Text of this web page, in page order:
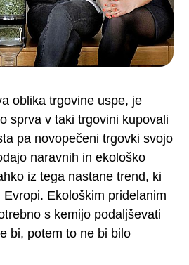
oblika trgovine uspe, je
sprva v taki trgovini kupovali
pa novopečeni trgovki svojo
naravnih in ekološko
iz tega nastane trend, ki
Ekološkim pridelanim
s kemijo podaljševati
bi, potem to ne bi bilo